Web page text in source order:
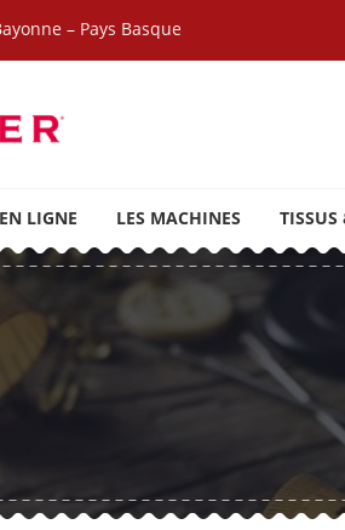
– Pays Basque
LIGNE LES MACHINES TISSUS